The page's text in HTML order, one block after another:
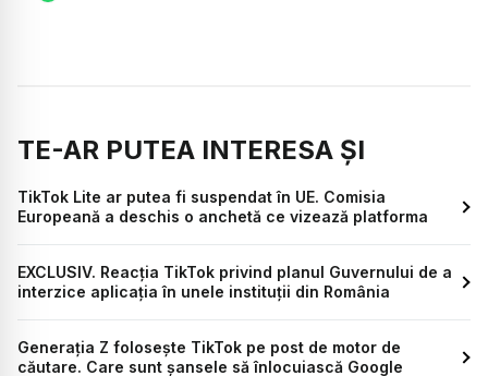
TE-AR PUTEA INTERESA ȘI
TikTok Lite ar putea fi suspendat în UE. Comisia
Europeană a deschis o anchetă ce vizează platforma
EXCLUSIV. Reacția TikTok privind planul Guvernului de a
interzice aplicația în unele instituții din România
Generația Z folosește TikTok pe post de motor de
căutare. Care sunt șansele să înlocuiască Google